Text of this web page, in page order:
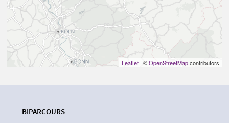
Leaflet | ©OpenStreetMapcontributors
BIPARCOURS